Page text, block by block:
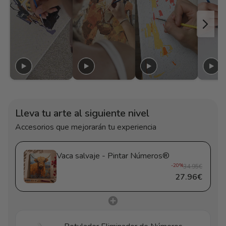
Lleva tu arte al siguiente nivel
Accesorios que mejorarán tu experiencia
Vaca salvaje - Pintar Números®
-20%34.95€
27.96€